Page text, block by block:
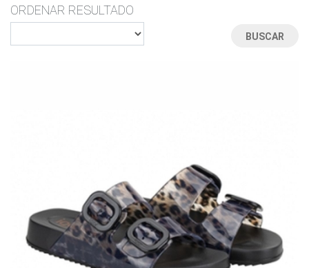
ORDENAR RESULTADO